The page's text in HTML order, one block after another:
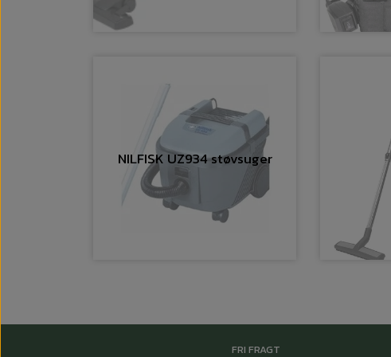
NILFISK UZ934 støvsuger
FRI FRAGT